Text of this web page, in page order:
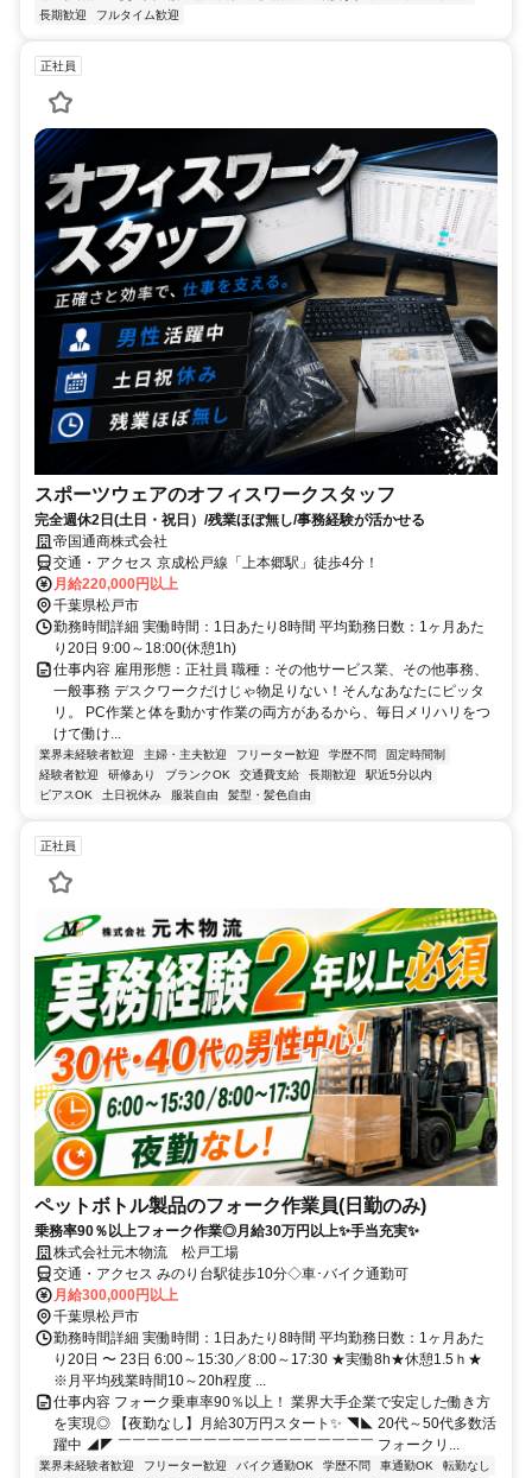
長期歓迎
フルタイム歓迎
正社員
スポーツウェアのオフィスワークスタッフ
完全週休2日(土日・祝日）/残業ほぼ無し/事務経験が活かせる
帝国通商株式会社
交通・アクセス 京成松戸線「上本郷駅」徒歩4分！
月給220,000円以上
千葉県松戸市
勤務時間詳細 実働時間：1日あたり8時間 平均勤務日数：1ヶ月あた
り20日 9:00～18:00(休憩1h)
仕事内容 雇用形態：正社員 職種：その他サービス業、その他事務、
一般事務 デスクワークだけじゃ物足りない！そんなあなたにピッタ
リ。 PC作業と体を動かす作業の両方があるから、毎日メリハリをつ
けて働け...
業界未経験者歓迎 主婦・主夫歓迎 フリーター歓迎 学歴不問
固定時間制
経験者歓迎
研修あり ブランクOK 交通費支給 長期歓迎
駅近5分以内
ピアスOK
土日祝休み 服装自由 髪型・髪色自由
正社員
ペットボトル製品のフォーク作業員(日勤のみ)
乗務率90％以上フォーク作業◎月給30万円以上✨手当充実✨
株式会社元木物流 松戸工場
交通・アクセス みのり台駅徒歩10分◇車･バイク通勤可
月給300,000円以上
千葉県松戸市
勤務時間詳細 実働時間：1日あたり8時間 平均勤務日数：1ヶ月あた
り20日 〜 23日 6:00～15:30／8:00～17:30 ★実働8h★休憩1.5ｈ★
※月平均残業時間10～20h程度 ...
仕事内容 フォーク乗車率90％以上！ 業界大手企業で安定した働き方
を実現◎ 【夜勤なし】月給30万円スタート✨ ◥◣ 20代～50代多数活
躍中 ◢◤ ￣￣￣￣￣￣￣￣￣￣￣￣￣￣￣￣￣￣ フォークリ...
業界未経験者歓迎 フリーター歓迎 バイク通勤OK 学歴不問 車通勤OK
転勤なし